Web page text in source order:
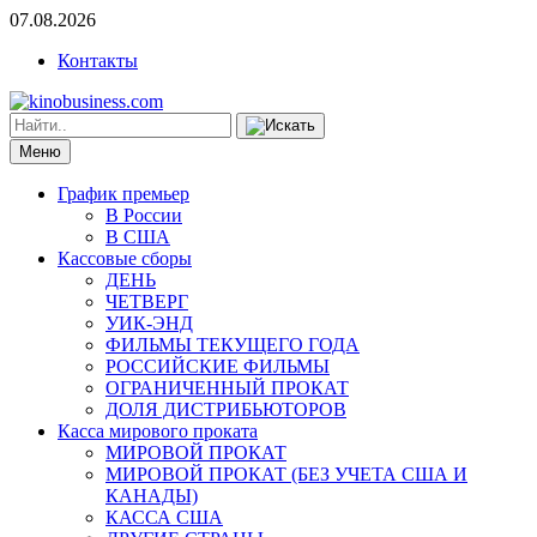
07.08.2026
Контакты
Меню
График премьер
В России
В США
Кассовые сборы
ДЕНЬ
ЧЕТВЕРГ
УИК-ЭНД
ФИЛЬМЫ ТЕКУЩЕГО ГОДА
РОССИЙСКИЕ ФИЛЬМЫ
ОГРАНИЧЕННЫЙ ПРОКАТ
ДОЛЯ ДИСТРИБЬЮТОРОВ
Касса мирового проката
МИРОВОЙ ПРОКАТ
МИРОВОЙ ПРОКАТ (БЕЗ УЧЕТА США И
КАНАДЫ)
КАССА США